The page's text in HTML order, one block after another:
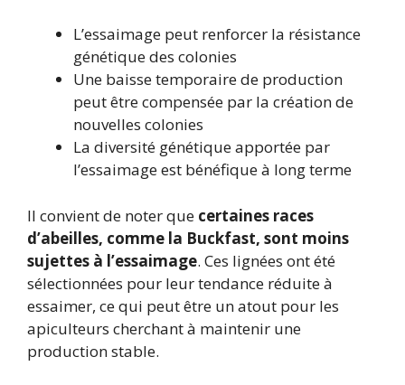
L’essaimage peut renforcer la résistance
génétique des colonies
Une baisse temporaire de production
peut être compensée par la création de
nouvelles colonies
La diversité génétique apportée par
l’essaimage est bénéfique à long terme
Il convient de noter que certaines races
d’abeilles, comme la Buckfast, sont moins
sujettes à l’essaimage. Ces lignées ont été
sélectionnées pour leur tendance réduite à
essaimer, ce qui peut être un atout pour les
apiculteurs cherchant à maintenir une
production stable.